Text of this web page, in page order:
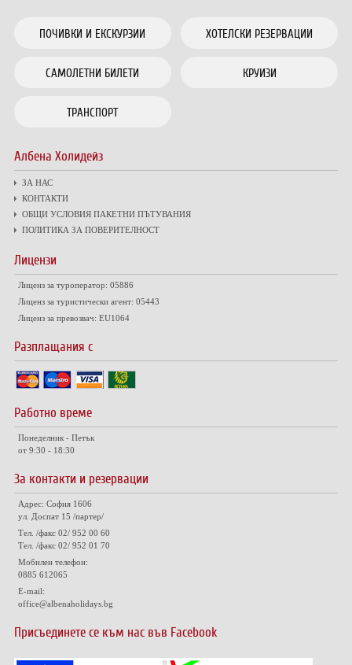
ПОЧИВКИ И ЕКСКУРЗИИ ХОТЕЛСКИ РЕЗЕРВАЦИИ
САМОЛЕТНИ БИЛЕТИ КРУИЗИ
ТРАНСПОРТ
Албена Холидейз
ЗА НАС
КОНТАКТИ
ОБЩИ УСЛОВИЯ ПАКЕТНИ ПЪТУВАНИЯ
ПОЛИТИКА ЗА ПОВЕРИТЕЛНОСТ
Лицензи
Лиценз за туроператор: 05886
Лиценз за туристически агент: 05443
Лиценз за превозвач: EU1064
Разплащания с
Работно време
Понеделник - Петък
от 9:30 - 18:30
За контакти и резервации
Адрес: София 1606
ул. Доспат 15 /партер/
Тел. /факс 02/ 952 00 60
Тел. /факс 02/ 952 01 70
Мобилен телефон:
0885 612065
E-mail:
office@albenaholidays.bg
Присъединете се към нас във Facebook